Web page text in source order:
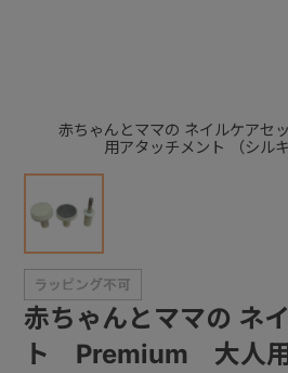
赤ちゃんとママの ネイルケア
用アタッチメント （シル
赤ちゃんとママの ネ
ト Premium 大人用